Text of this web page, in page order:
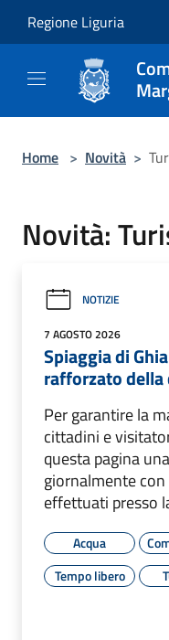
Regione Liguria
Home > Novità >
Novità:
NOTIZIE
7 AGOSTO 2026
Spiaggia di
rafforzato della
Per garantire la
cittadini e
questa pagina
giornalmente
effettuati presso
Acqua
Tempo libero